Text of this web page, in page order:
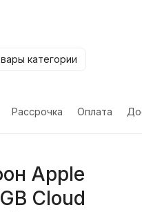
категории
Рассрочка Оплата
Apple
Cloud